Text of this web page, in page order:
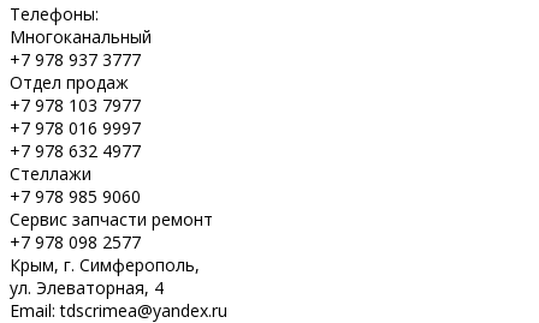
Телефоны:
Многоканальный
+7 978 937 3777
Отдел продаж
+7 978 103 7977
+7 978 016 9997
+7 978 632 4977
Стеллажи
+7 978 985 9060
Сервис запчасти ремонт
+7 978 098 2577
Крым, г. Симферополь,
ул. Элеваторная, 4
Email: tdscrimea@yandex.ru